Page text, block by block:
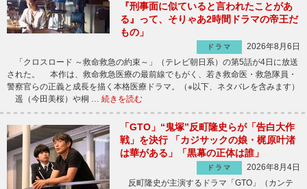
『刑事面に似ていると言われたことがあ
る』って、そりゃあ2時間ドラマの帝王だ
もの」
ドラマ
2026年8月6日
「クロスロード ～救命救急の約束～」（テレビ朝日系）の第5話が4日に放送
された。 本作は、救命救急医療の最前線でもがく、若き救命医・救急隊員・
警察官らの正義と成長を描く本格医療ドラマ。（※以下、ネタバレを含みます）
遥（今田美桜）や桐 … 続きを読む
「GTO」“鬼塚”反町隆史らが「告白大作
戦」を決行 「カジサックの娘・梶原叶渚
は華がある」「黒幕の正体は誰」
ドラマ
2026年8月4日
反町隆史が主演するドラマ「GTO」（カンテ